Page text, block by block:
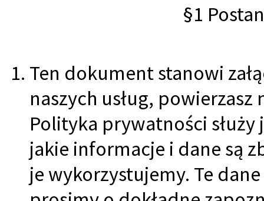
§1
Ten dokument stanowi
naszych usług,
Polityka prywatności
jakie informacje i dane są
je wykorzystujemy. Te